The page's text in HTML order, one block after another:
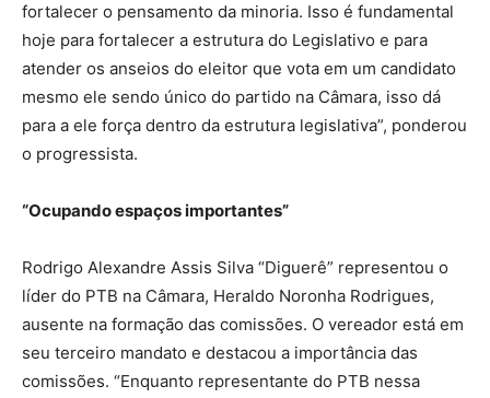
fortalecer o pensamento da minoria. Isso é fundamental
hoje para fortalecer a estrutura do Legislativo e para
atender os anseios do eleitor que vota em um candidato
mesmo ele sendo único do partido na Câmara, isso dá
para a ele força dentro da estrutura legislativa”, ponderou
o progressista.
“Ocupando espaços importantes”
Rodrigo Alexandre Assis Silva “Diguerê” representou o
líder do PTB na Câmara, Heraldo Noronha Rodrigues,
ausente na formação das comissões. O vereador está em
seu terceiro mandato e destacou a importância das
comissões. “Enquanto representante do PTB nessa